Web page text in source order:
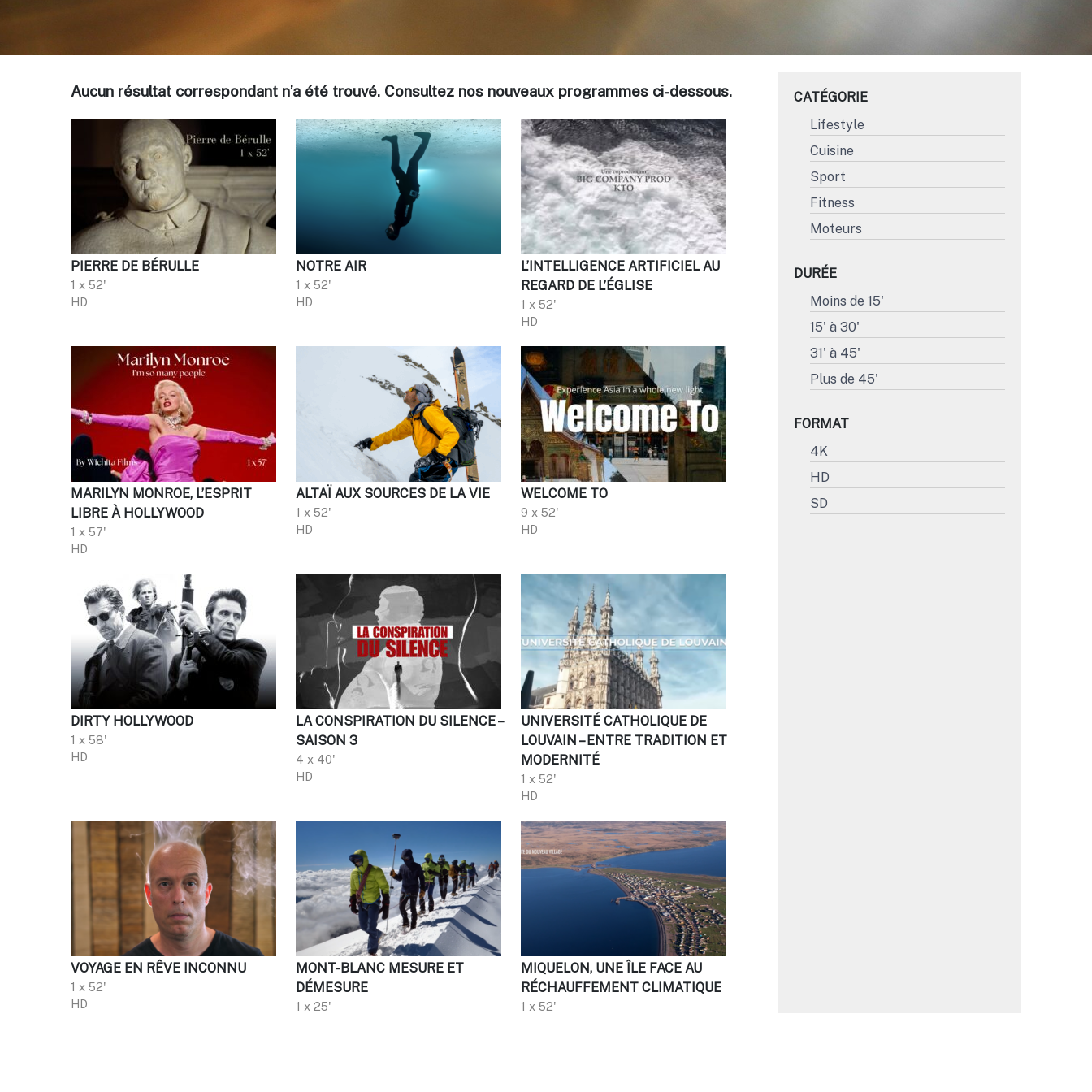
Aucun résultat correspondant n’a été trouvé. Consultez nos nouveaux programmes ci-dessous.
PIERRE DE BÉRULLE
1 x 52'
HD
NOTRE AIR
1 x 52'
HD
L’INTELLIGENCE ARTIFICIEL AU
REGARD DE L’ÉGLISE
1 x 52'
HD
MARILYN MONROE, L’ESPRIT
LIBRE À HOLLYWOOD
1 x 57'
HD
ALTAÏ AUX SOURCES DE LA VIE
1 x 52'
HD
WELCOME TO
9 x 52'
HD
DIRTY HOLLYWOOD
1 x 58'
HD
LA CONSPIRATION DU SILENCE –
SAISON 3
4 x 40'
HD
UNIVERSITÉ CATHOLIQUE DE
LOUVAIN – ENTRE TRADITION ET
MODERNITÉ
1 x 52'
HD
VOYAGE EN RÊVE INCONNU
1 x 52'
HD
MONT-BLANC MESURE ET
DÉMESURE
1 x 25'
MIQUELON, UNE ÎLE FACE AU
RÉCHAUFFEMENT CLIMATIQUE
1 x 52'
CATÉGORIE
Lifestyle
Cuisine
Sport
Fitness
Moteurs
DURÉE
Moins de 15'
15' à 30'
31' à 45'
Plus de 45'
FORMAT
4K
HD
SD